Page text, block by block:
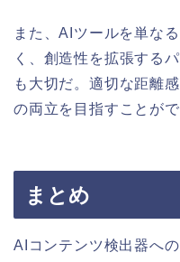
また、AIツールを単な
く、創造性を拡張する
も大切だ。適切な距離
の両立を目指すことがで
まとめ
AIコンテンツ検出器へ